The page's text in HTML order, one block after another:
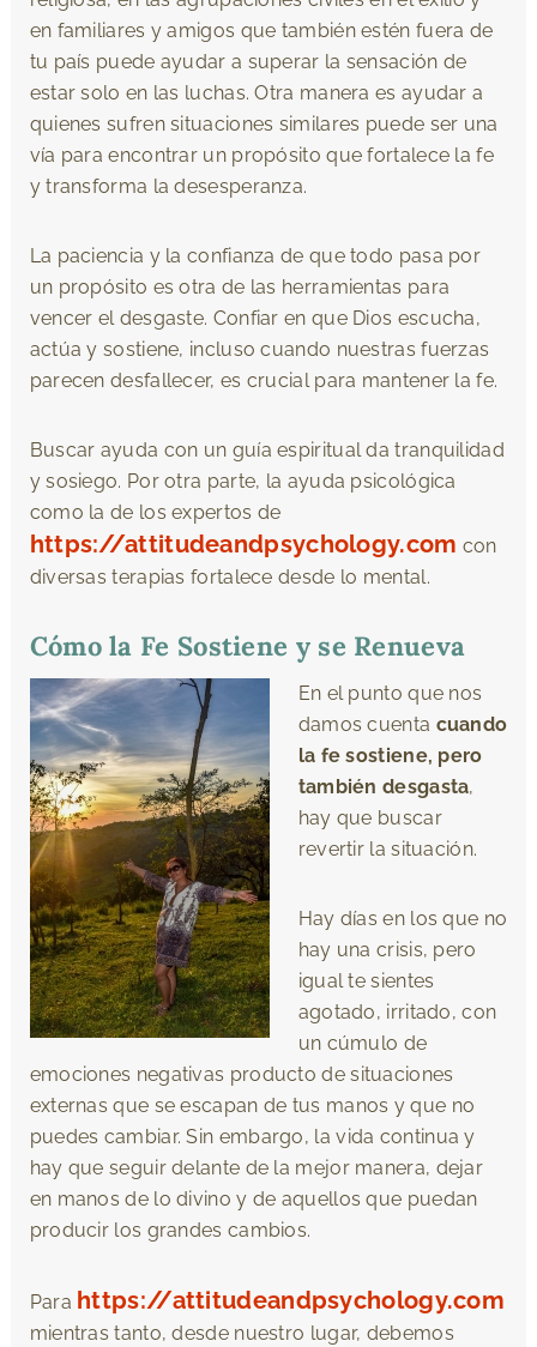
en familiares y amigos que también estén fuera de
tu país puede ayudar a superar la sensación de
estar solo en las luchas. Otra manera es ayudar a
quienes sufren situaciones similares puede ser una
vía para encontrar un propósito que fortalece la fe
y transforma la desesperanza.
La paciencia y la confianza de que todo pasa por
un propósito es otra de las herramientas para
vencer el desgaste. Confiar en que Dios escucha,
actúa y sostiene, incluso cuando nuestras fuerzas
parecen desfallecer, es crucial para mantener la fe.
Buscar ayuda con un guía espiritual da tranquilidad
y sosiego. Por otra parte, la ayuda psicológica
como la de los expertos de
https://attitudeandpsychology.com con
diversas terapias fortalece desde lo mental.
Cómo la Fe Sostiene y se Renueva
En el punto que nos
damos cuenta cuando
la fe sostiene, pero
también desgasta,
hay que buscar
revertir la situación.
Hay días en los que no
hay una crisis, pero
igual te sientes
agotado, irritado, con
un cúmulo de
emociones negativas producto de situaciones
externas que se escapan de tus manos y que no
puedes cambiar. Sin embargo, la vida continua y
hay que seguir delante de la mejor manera, dejar
en manos de lo divino y de aquellos que puedan
producir los grandes cambios.
Para https://attitudeandpsychology.com
mientras tanto, desde nuestro lugar, debemos